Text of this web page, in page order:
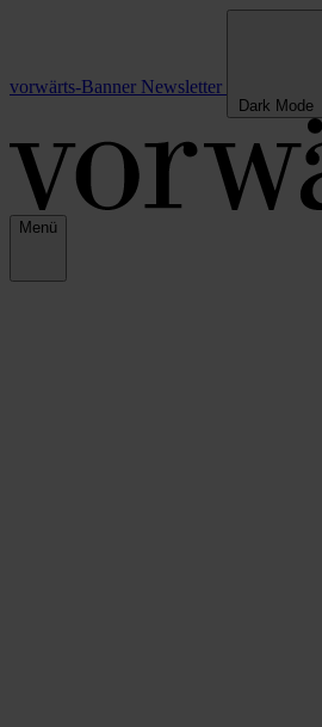
vorwärts-Banner Newsletter
Dark Mode
Menü